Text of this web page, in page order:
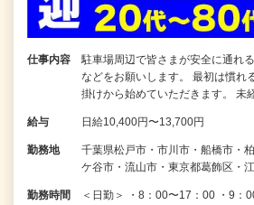
仕事内容
駐車場周辺で皆さまが安全に通れ
などをお願いします。 最初は慣れ
掛けから始めていただきます。 未
給与 日給10,400円〜13,700円
勤務地
千葉県松戸市・市川市・船橋市・
ケ谷市・流山市・東京都葛飾区・
勤務時間
＜日勤＞ ・8：00〜17：00 ・9